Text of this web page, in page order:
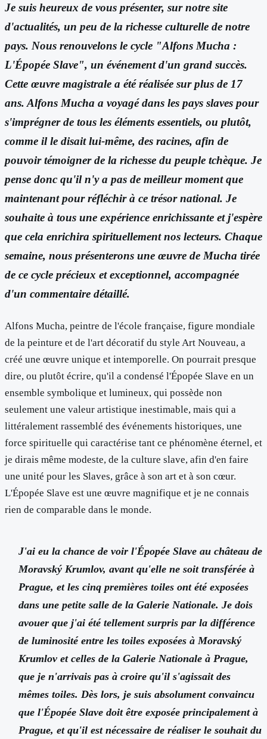
Je suis heureux de vous présenter, sur notre site
d'actualités, un peu de la richesse culturelle de notre
pays. Nous renouvelons le cycle "Alfons Mucha :
L'Épopée Slave", un événement d'un grand succès.
Cette œuvre magistrale a été réalisée sur plus de 17
ans. Alfons Mucha a voyagé dans les pays slaves pour
s'imprégner de tous les éléments essentiels, ou plutôt,
comme il le disait lui-même, des racines, afin de
pouvoir témoigner de la richesse du peuple tchèque. Je
pense donc qu'il n'y a pas de meilleur moment que
maintenant pour réfléchir à ce trésor national. Je
souhaite à tous une expérience enrichissante et j'espère
que cela enrichira spirituellement nos lecteurs. Chaque
semaine, nous présenterons une œuvre de Mucha tirée
de ce cycle précieux et exceptionnel, accompagnée
d'un commentaire détaillé.
Alfons Mucha, peintre de l'école française, figure mondiale
de la peinture et de l'art décoratif du style Art Nouveau, a
créé une œuvre unique et intemporelle. On pourrait presque
dire, ou plutôt écrire, qu'il a condensé l'Épopée Slave en un
ensemble symbolique et lumineux, qui possède non
seulement une valeur artistique inestimable, mais qui a
littéralement rassemblé des événements historiques, une
force spirituelle qui caractérise tant ce phénomène éternel, et
je dirais même modeste, de la culture slave, afin d'en faire
une unité pour les Slaves, grâce à son art et à son cœur.
L'Épopée Slave est une œuvre magnifique et je ne connais
rien de comparable dans le monde.
J'ai eu la chance de voir l'Épopée Slave au château de
Moravský Krumlov, avant qu'elle ne soit transférée à
Prague, et les cinq premières toiles ont été exposées
dans une petite salle de la Galerie Nationale. Je dois
avouer que j'ai été tellement surpris par la différence
de luminosité entre les toiles exposées à Moravský
Krumlov et celles de la Galerie Nationale à Prague,
que je n'arrivais pas à croire qu'il s'agissait des
mêmes toiles. Dès lors, je suis absolument convaincu
que l'Épopée Slave doit être exposée principalement à
Prague, et qu'il est nécessaire de réaliser le souhait du